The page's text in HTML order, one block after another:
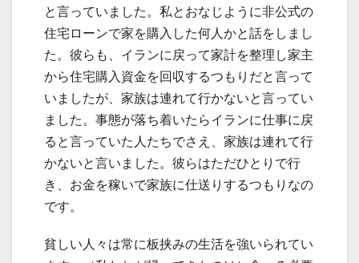
と言っていました。私とおなじように非公式の
住宅ローンで家を購入した何人かと話をしまし
た。彼らも、イランに戻って家計を整理し家主
から住宅購入資金を回収するつもりだと言って
いましたが、家族は連れて行かないと言ってい
ました。事態が落ち着いたらイランに仕事に戻
ると言っていた人たちでさえ、家族は連れて行
かないと言いました。彼らはただひとりで行
き、お金を稼いで家族に仕送りするつもりなの
です。
貧しい人々は常に板挟みの生活を強いられてい